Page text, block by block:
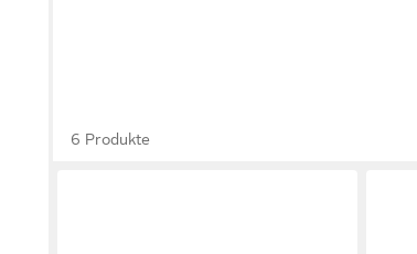
6 Produkte